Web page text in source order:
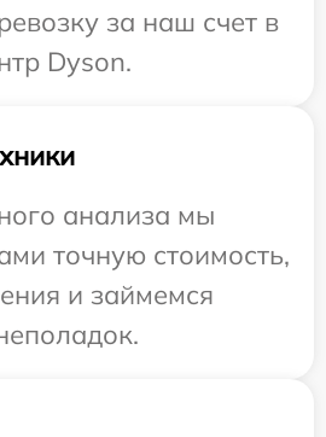
за наш счет в
Dyson.
анализа мы
точную стоимость,
и займемся